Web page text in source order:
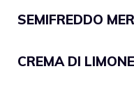
SEMIFREDDO
CREMA DI